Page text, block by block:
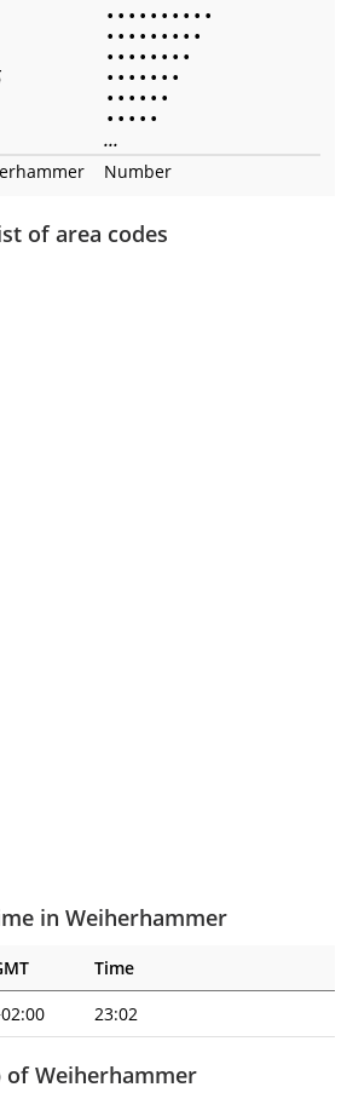
• • • • • • • • • •
• • • • • • • • •
• • • • • • • •
• • • • • • •
• • • • • •
• • • • •
...
Number
of area codes
in Weiherhammer
Time
23:02
of Weiherhammer